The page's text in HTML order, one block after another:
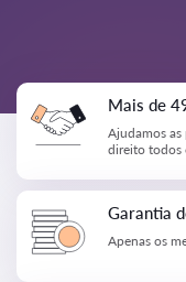
Mais de
Ajudamos as
direito todos
Garantia
Apenas os